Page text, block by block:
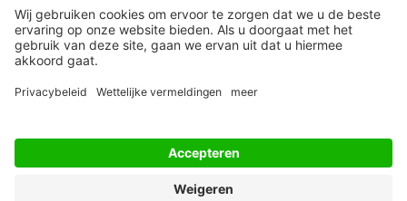
Privacy Statement
Algemene Voorwaarden